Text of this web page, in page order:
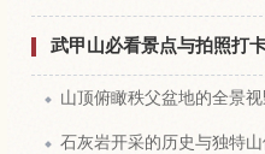
武甲山必看景点与拍照打
山顶俯瞰秩父盆地的全景视
石灰岩开采的历史与独特